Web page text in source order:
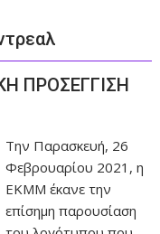
ΠΡΟΣΕΓΓΙΣΗ
Την Παρασκευή, 26
Φεβρουαρίου 2021, η
ΕΚΜΜ έκανε την
επίσημη παρουσίαση